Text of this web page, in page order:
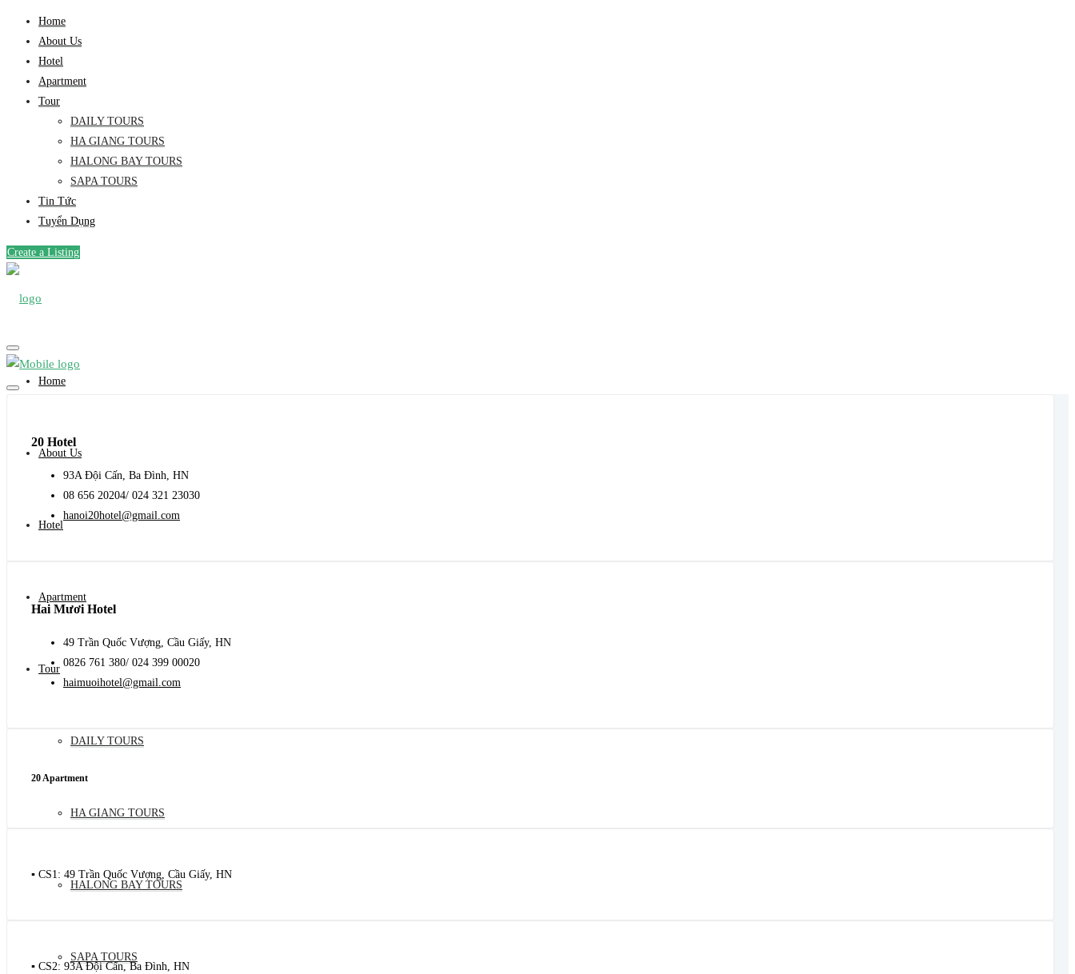
Home
About Us
Hotel
Apartment
Tour
DAILY TOURS
HA GIANG TOURS
HALONG BAY TOURS
SAPA TOURS
Tin Tức
Tuyển Dụng
Create a Listing
Home
About Us
Hotel
Apartment
Tour
DAILY TOURS
HA GIANG TOURS
HALONG BAY TOURS
SAPA TOURS
20 Hotel
93A Đội Cấn, Ba Đình, HN
08 656 20204/ 024 321 23030
hanoi20hotel@gmail.com
Hai Mươi Hotel
49 Trần Quốc Vượng, Cầu Giấy, HN
0826 761 380/ 024 399 00020
haimuoihotel@gmail.com
20 Apartment
▪️ CS1: 49 Trần Quốc Vượng, Cầu Giấy, HN
▪️ CS2: 93A Đội Cấn, Ba Đình, HN